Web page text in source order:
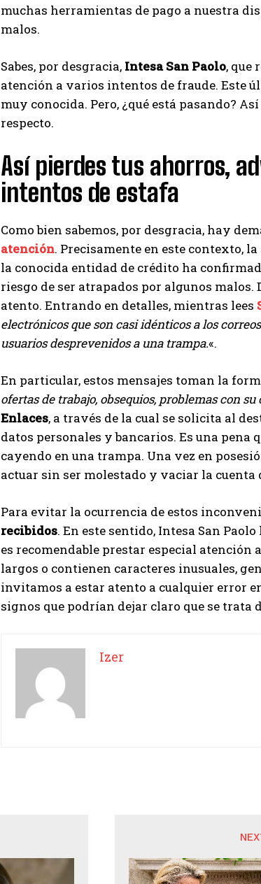
I WANT IN
I've read and accept the
Izer
muchas herramientas de pago a nuestra
malos.
Sabes, por desgracia, Intesa San Paolo, que
atención a varios intentos de fraude. Este
muy conocida. Pero, ¿qué está pasando?
respecto.
Así pierdes tus ahorros,
intentos de estafa
Como bien sabemos, por desgracia, hay
atención. Precisamente en este contexto,
la conocida entidad de crédito ha
riesgo de ser atrapados por algunos
atento. Entrando en detalles, mientras lees
electrónicos que son casi idénticos a los
usuarios desprevenidos a una trampa.«.
En particular, estos mensajes toman la
ofertas de trabajo, obsequios, problemas con
Enlaces, a través de la cual se solicita al
datos personales y bancarios. Es una pena
cayendo en una trampa. Una vez en
actuar sin ser molestado y vaciar la cuenta
Para evitar la ocurrencia de estos
recibidos. En este sentido, Intesa San
es recomendable prestar especial
largos o contienen caracteres inusuales,
invitamos a estar atento a cualquier error
signos que podrían dejar claro que se trata
Izer